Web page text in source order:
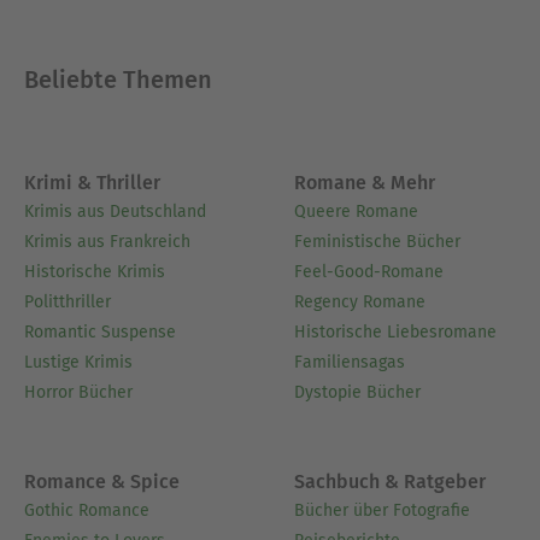
Seit 1968 freischaffende Schriftstellerin in
im Bezirksvorstand, seit 1978 Mitglied im Vorstand
des DSV. Nach seiner Auflösung Mitglied des VS/IG
Medien, 2001 ausgetreten.
Sie lebte von 1960 bis 2003 in Schwerin, seit 2003
in Hamburg, seit 2013 wieder in Schwerin.
Auszeichnungen:
1977: Fritz-Reuter-Preis des Bezirkes Schwerin
1985: Kunstpreis der Gesellschaft für Deutsch-
Bert, der Einzelgänger, Der Kinderbuchverlag,
Berlin 1962
Beliebte Themen
Krimi & Thriller
Krimis aus Deutschland
Krimis aus Frankreich
Historische Krimis
Politthriller
Romantic Suspense
Lustige Krimis
Horror Bücher
Romane & Mehr
Queere Romane
Feministische Bücher
Feel-Good-Romane
Regency Romane
Historische Liebesromane
Familiensagas
Dystopie Bücher
Romance & Spice
Gothic Romance
Sachbuch & Ratgeber
Bücher über Fotografie